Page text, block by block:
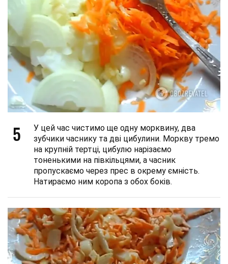
5
У цей час чистимо ще одну морквину, два
зубчики часнику та дві цибулини. Моркву тремо
на крупній тертці, цибулю нарізаємо
тоненькими на півкільцями, а часник
пропускаємо через прес в окрему ємність.
Натираємо ним коропа з обох боків.